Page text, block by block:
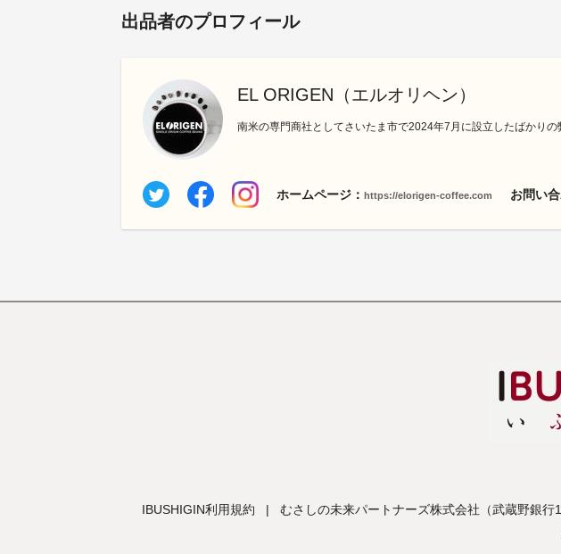
出品者のプロフィール
EL ORIGEN（エルオリヘン）
南米の専門商社としてさいたま市で2024年7月に設立したばかり
ホームページ： https://elorigen-coffee.com お問い合
IBUSHIGIN利用規約 | むさしの未来パートナーズ株式会社（武蔵野銀行